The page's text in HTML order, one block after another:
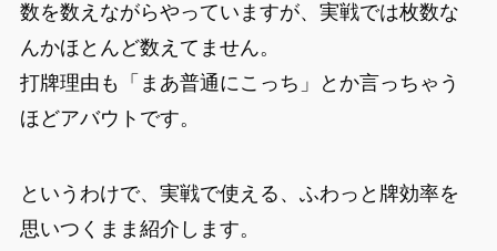
数を数えながらやっていますが、実戦では枚数な
んかほとんど数えてません。
打牌理由も「まあ普通にこっち」とか言っちゃう
ほどアバウトです。
というわけで、実戦で使える、ふわっと牌効率を
思いつくまま紹介します。